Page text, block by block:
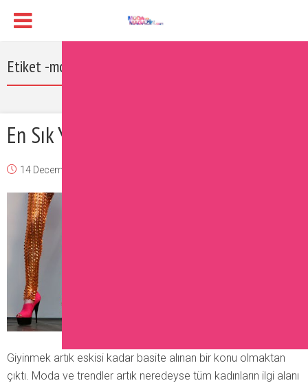
Etiket -moda blogları
En Sık Yapılan Moda Hataları
14 December 2016
Giyinmek artık eskisi kadar basite alınan bir konu olmaktan
çıktı. Moda ve trendler artık neredeyse tüm kadınların ilgi alanı